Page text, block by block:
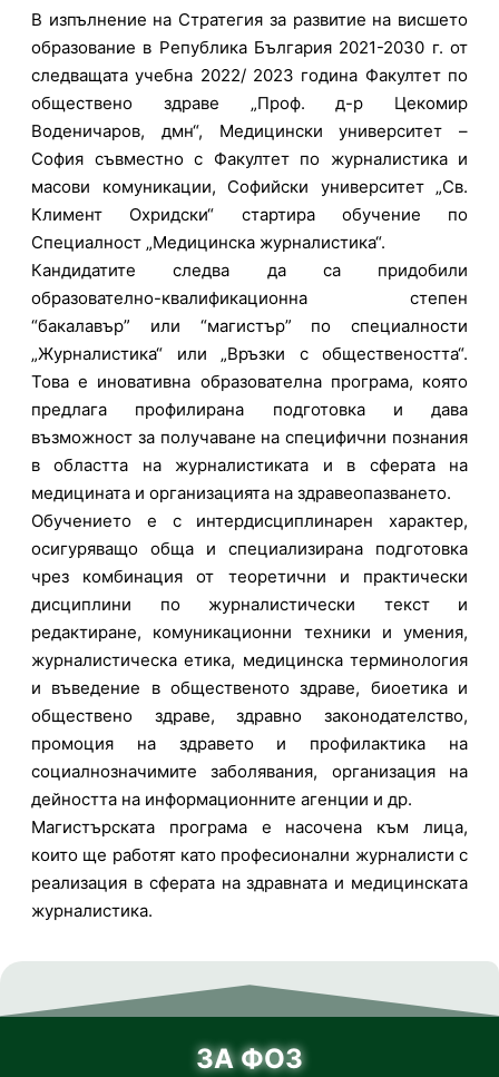
В изпълнение на Стратегия за развитие на висшето
образование в Република България 2021-2030 г. от
следващата учебна 2022/ 2023 година Факултет по
обществено здраве „Проф. д-р Цекомир
Воденичаров, дмн“, Медицински университет –
София съвместно с Факултет по журналистика и
масови комуникации, Софийски университет „Св.
Климент Охридски“ стартира обучение по
Специалност „Медицинска журналистика“.
Кандидатите следва да са придобили
образователно-квалификационна степен
“бакалавър” или “магистър” по специалности
„Журналистика“ или „Връзки с обществеността“.
Това е иновативна образователна програма, която
предлага профилирана подготовка и дава
възможност за получаване на специфични познания
в областта на журналистиката и в сферата на
медицината и организацията на здравеопазването.
Обучението е с интердисциплинарен характер,
осигуряващо обща и специализирана подготовка
чрез комбинация от теоретични и практически
дисциплини по журналистически текст и
редактиране, комуникационни техники и умения,
журналистическа етика, медицинска терминология
и въведение в общественото здраве, биоетика и
обществено здраве, здравно законодателство,
промоция на здравето и профилактика на
социалнозначимите заболявания, организация на
дейността на информационните агенции и др.
Магистърската програма е насочена към лица,
които ще работят като професионални журналисти с
реализация в сферата на здравната и медицинската
журналистика.
ЗА ФОЗ